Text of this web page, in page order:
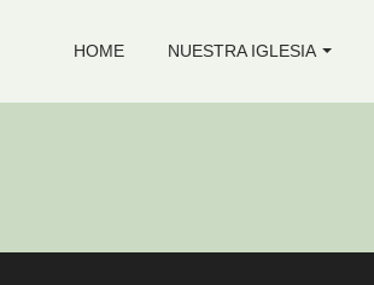
HOME NUESTRA IGLESIA